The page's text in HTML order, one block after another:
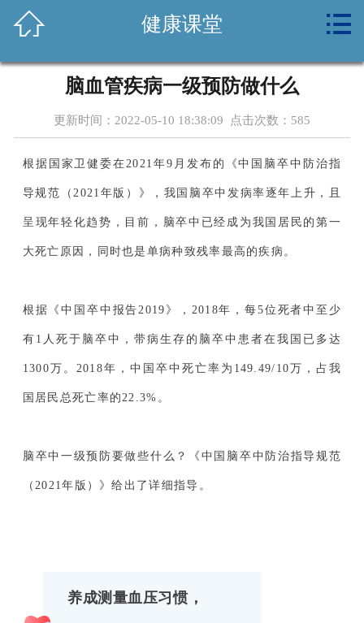
关于我们
健康课堂
公益活动
诚聘英才
 健康课堂 
脑血管疾病一级预防做什么
更新时间：2022-05-10 18:38:09 点击次数： 585
根据国家卫健委在2021年9月发布的《中国脑卒中防治指
导规范（2021年版）》，我国脑卒中发病率逐年上升，且
呈现年轻化趋势，目前，脑卒中已经成为我国居民的第一
大死亡原因，同时也是单病种致残率最高的疾病。
根据《中国卒中报告2019》，2018年，每5位死者中至少
有1人死于脑卒中，带病生存的脑卒中患者在我国已多达
1300万。2018年，中国卒中死亡率为149.49/10万，占我
国居民总死亡率的22.3%。
脑卒中一级预防要做些什么？《中国脑卒中防治指导规范
（2021年版）》给出了详细指导。
养成测量血压习惯，